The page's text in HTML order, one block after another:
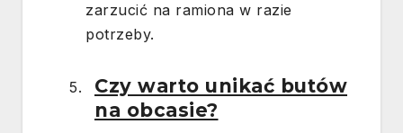
zarzucić na ramiona w razie
potrzeby.
Czy warto unikać butów
na obcasie?